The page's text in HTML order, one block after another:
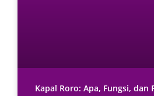
Kapal Roro: Apa, Fungsi, dan